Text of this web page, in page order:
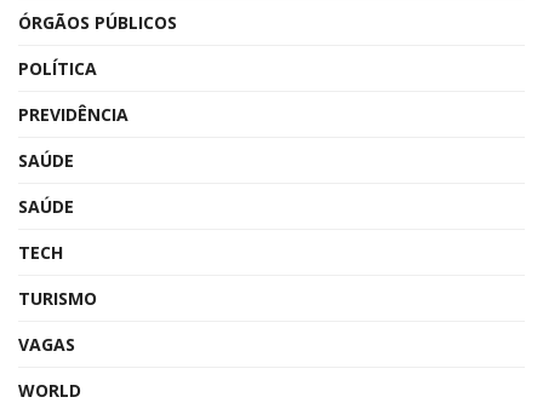
ÓRGÃOS PÚBLICOS
POLÍTICA
PREVIDÊNCIA
SAÚDE
SAÚDE
TECH
TURISMO
VAGAS
WORLD